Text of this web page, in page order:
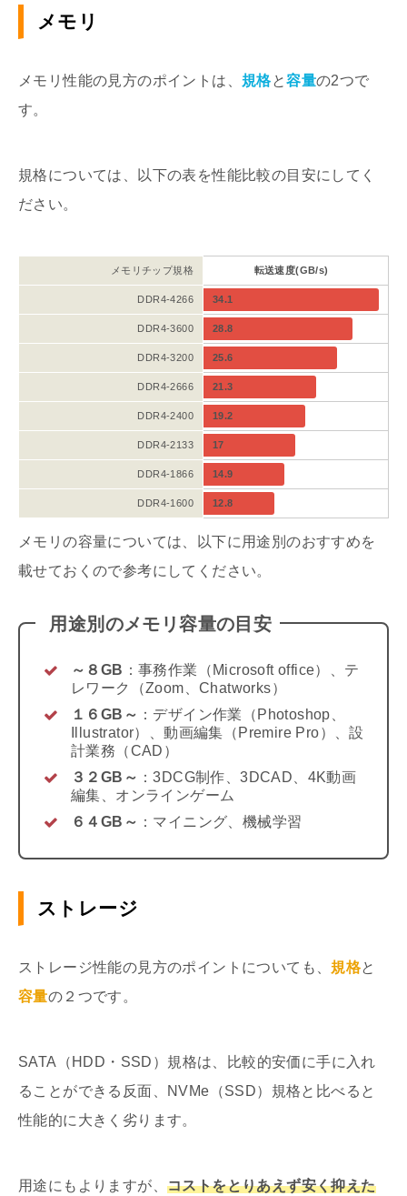
メモリ
メモリ性能の見方のポイントは、 規格と容量の2つで
す。
規格については、以下の表を性能比較の目安にしてく
ださい。
メモリチップ規格 転送速度(GB/s)
DDR4-4266 34.1
DDR4-3600 28.8
DDR4-3200 25.6
DDR4-2666 21.3
DDR4-2400 19.2
DDR4-2133 17
DDR4-1866 14.9
DDR4-1600 12.8
メモリの容量については、以下に用途別のおすすめを
載せておくので参考にしてください。
用途別のメモリ容量の目安
～８GB ：事務作業（Microsoft office）、テ
レワーク（Zoom、Chatworks）
１６GB～ ：デザイン作業（Photoshop、
Illustrator）、動画編集（Premire Pro）、設
計業務（CAD）
３２GB～ ：3DCG制作、3DCAD、4K動画
編集、オンラインゲーム
６４GB～ ：マイニング、機械学習
ストレージ
ストレージ性能の見方のポイントについても、規格と
容量の２つです。
SATA（HDD・SSD）規格は、比較的安価に手に入れ
ることができる反面、NVMe（SSD）規格と比べると
性能的に大きく劣ります。
用途にもよりますが、 コストをとりあえず安く抑えた